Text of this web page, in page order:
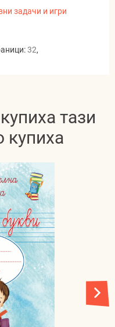
задачи и игри
32,
тази
купиха